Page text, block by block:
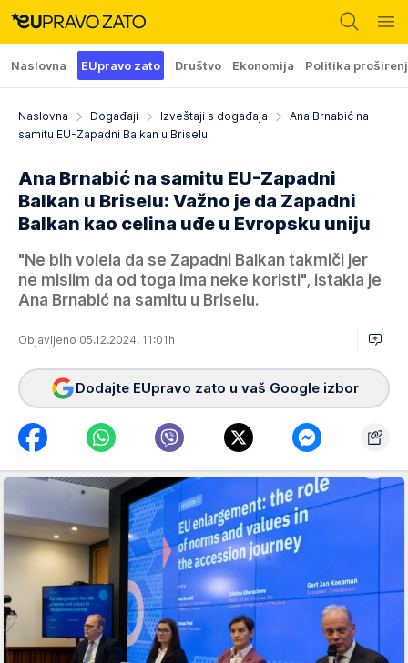
Naslovna EUpravo zato Društvo Ekonomija Politika
Naslovna Događaji Izveštaji s događaja
Ana Brnabić na
samitu EU-Zapadni Balkan u Briselu
Ana Brnabić na samitu EU-Zapadni
Balkan u Briselu: Važno je da Zapadni
Balkan kao celina uđe u Evropsku uniju
"Ne bih volela da se Zapadni Balkan takmiči jer
ne mislim da od toga ima neke koristi", istakla je
Ana Brnabić na samitu u Briselu.
Objavljeno 05.12.2024. 11:01h
Dodajte EUpravo zato u vaš Google izbor